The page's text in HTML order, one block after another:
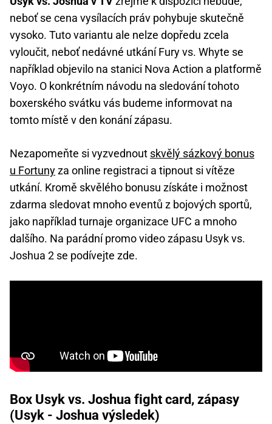
neboť se cena vysílacích práv pohybuje skutečně
vysoko. Tuto variantu ale nelze dopředu zcela
vyloučit, neboť nedávné utkání Fury vs. Whyte se
například objevilo na stanici Nova Action a platformě
Voyo. O konkrétním návodu na sledování tohoto
boxerského svátku vás budeme informovat na
tomto místě v den konání zápasu.
Nezapomeňte si vyzvednout skvělý sázkový bonus
u Fortunyza online registraci a tipnout si vítěze
utkání. Kromě skvělého bonusu získáte i možnost
zdarma sledovat mnoho eventů z bojových sportů,
jako například turnaje organizace UFC a mnoho
dalšího. Na parádní promo video zápasu Usyk vs.
Joshua 2 se podívejte zde.
Box Usyk vs. Joshua fight card, zápasy
(Usyk - Joshua výsledek)